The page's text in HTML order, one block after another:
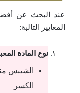
عند البحث عن
المعايير التالية:
نوع المادة
الشيبس
الكسر.